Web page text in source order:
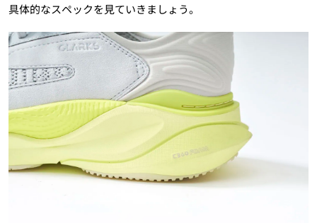
具体的なスペックを見ていきましょう。